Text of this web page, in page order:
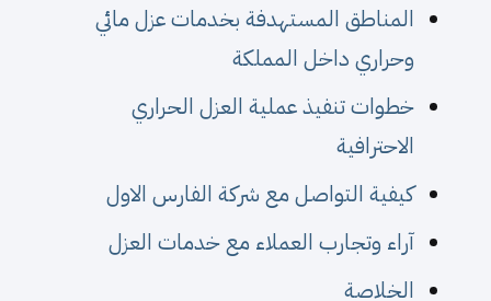
المناطق المستهدفة بخدمات عزل مائي
وحراري داخل المملكة
خطوات تنفيذ عملية العزل الحراري
الاحترافية
كيفية التواصل مع شركة الفارس الاول
آراء وتجارب العملاء مع خدمات العزل
الخلاصة